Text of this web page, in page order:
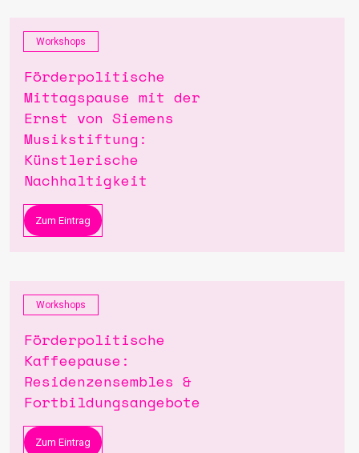
Workshops
Förderpolitische
Mittagspause mit der
Ernst von Siemens
Musikstiftung:
Künstlerische
Nachhaltigkeit
Zum Eintrag
Workshops
Förderpolitische
Kaffeepause:
Residenzensembles &
Fortbildungsangebote
Zum Eintrag